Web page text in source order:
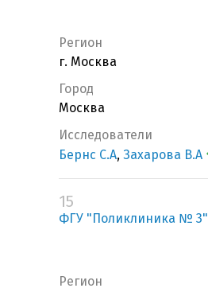
Регион
г. Москва
Город
Москва
Исследователи
Бернс С.А, Захарова В.А
15
ФГУ "Поликлиника № 3"
Регион